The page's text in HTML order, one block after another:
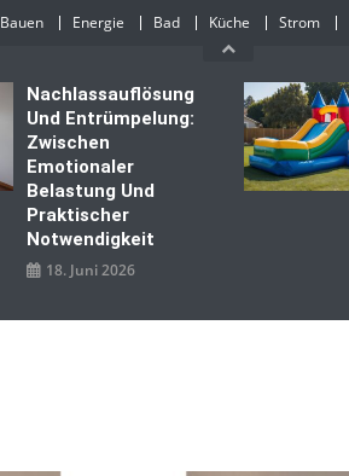
Bauen Energie Bad Küche Strom
Nachlassauflösung
Und Entrümpelung:
Zwischen
Emotionaler
Belastung Und
Praktischer
Notwendigkeit
18. Juni 2026